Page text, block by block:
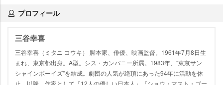
プロフィール
三谷幸喜
三谷幸喜（ミタニ コウキ） 脚本家、俳優、映画監督。1961年7月8日生
まれ、東京都出身。A型。シス・カンパニー所属。1983年、“東京サン
シャインボーイズ”を結成。劇団の人気が絶頂にあった94年に活動を休